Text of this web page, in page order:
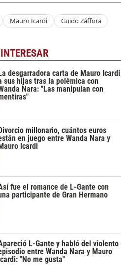
Mauro Icardi Guido Záffora
desgarradora carta de Mauro Icardi
sus hijas tras la polémica con
Nara: "Las manipulan con
millonario, cuántos euros
en juego entre Wanda Nara y
Icardi
fue el romance de L-Gante con
participante de Gran Hermano
L-Gante y habló del violento
entre Wanda Nara y Mauro
Icardi: "No me gusta"